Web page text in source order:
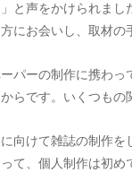
と声をかけられま
にお会いし、取材の
パーの制作に携わ
らです。いくつもの
向けて雑誌の制作
て、個人制作は初め